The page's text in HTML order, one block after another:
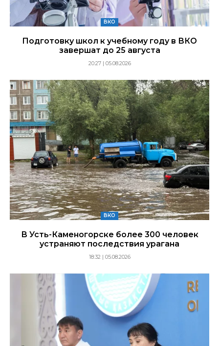
ВКО
Подготовку школ к учебному году в ВКО
завершат до 25 августа
20:27 | 05.08.2026
ВКО
В Усть-Каменогорске более 300 человек
устраняют последствия урагана
18:32 | 05.08.2026